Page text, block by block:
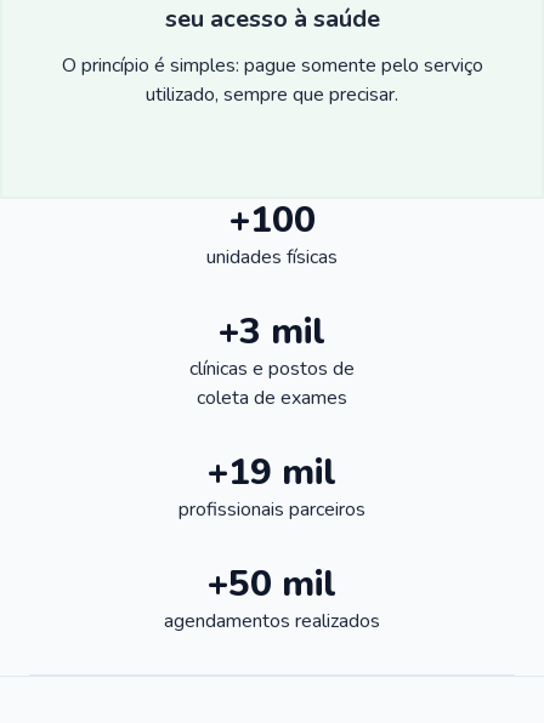
seu acesso à saúde
O princípio é simples: pague somente pelo serviço
utilizado, sempre que precisar.
+100
unidades físicas
+3 mil
clínicas e postos de
coleta de exames
+19 mil
profissionais parceiros
+50 mil
agendamentos realizados